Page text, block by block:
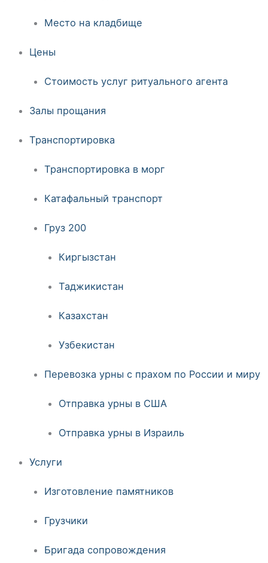
Место на кладбище
Цены
Стоимость услуг ритуального агента
Залы прощания
Транспортировка
Транспортировка в морг
Катафальный транспорт
Груз 200
Киргызстан
Таджикистан
Казахстан
Узбекистан
Перевозка урны с прахом по России и миру
Отправка урны в США
Отправка урны в Израиль
Услуги
Изготовление памятников
Грузчики
Бригада сопровождения